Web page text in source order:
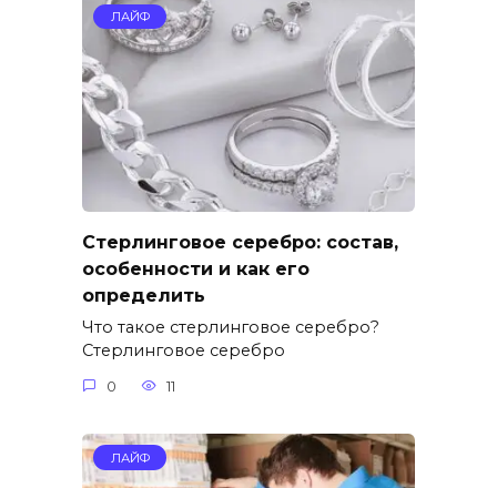
ЛАЙФ
Стерлинговое серебро: состав,
особенности и как его
определить
Что такое стерлинговое серебро?
Стерлинговое серебро
0 11
ЛАЙФ